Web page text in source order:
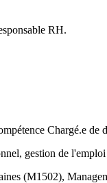
RH.
Chargé.e de
gestion de
(M1502),